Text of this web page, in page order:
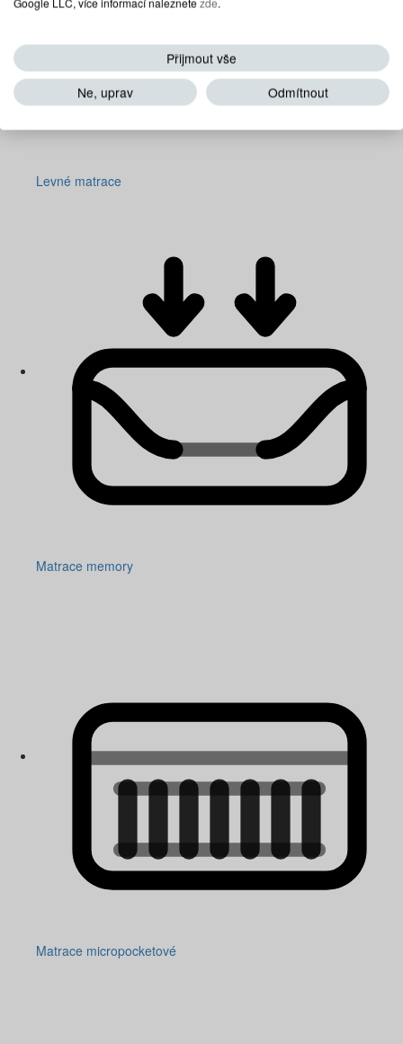
Levné matrace
Matrace memory
Matrace micropocketové
Přijmout vše
Ne, uprav
Odmítnout